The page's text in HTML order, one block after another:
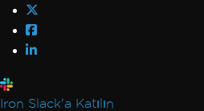
Iron Slack'a Katılın